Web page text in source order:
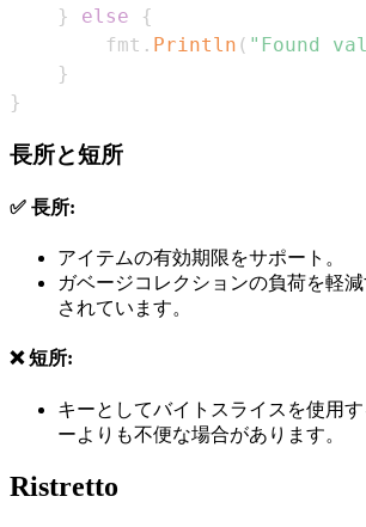
}
else
{
        fmt
. Println ( "Found
}
}
長所と短所
✅ 長所:
アイテムの有効期限をサポート。
ガベージコレクションの負荷を軽
されています。
❌ 短所:
キーとしてバイトスライスを使用
ーよりも不便な場合があります。
Ristretto